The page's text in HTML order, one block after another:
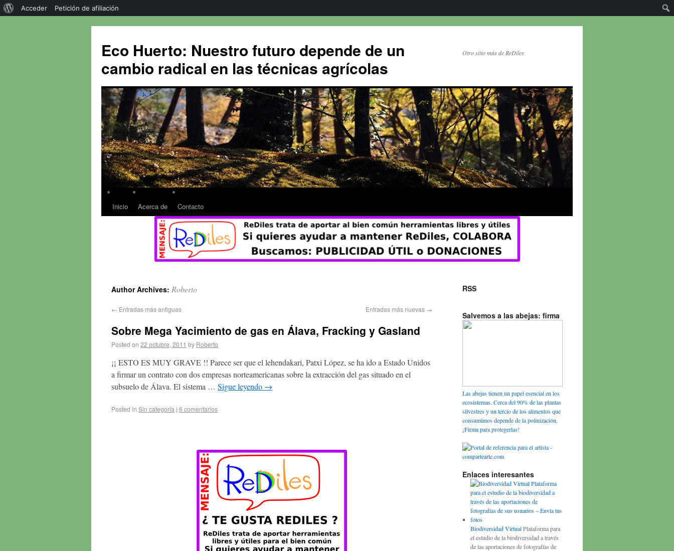
Eco Huerto: Nuestro futuro depende de un
cambio radical en las técnicas agrícolas
Otro sitio más de ReDiles
Inicio Acerca de Contacto
Author Archives: Roberto
← Entradas más antiguas Entradas más nuevas →
Sobre Mega Yacimiento de gas en Álava, Fracking y Gasland
Posted on 22 octubre, 2011 by Roberto
¡¡ ESTO ES MUY GRAVE !! Parece ser que el lehendakari, Patxi López, se ha ido a Estado Unidos
a firmar un contrato con dos empresas norteamericanas sobre la extracción del gas situado en el
subsuelo de Álava. El sistema … Sigue leyendo →
Posted in Sin categoría | 6 comentarios
RSS
Salvemos a las abejas: firma
Las abejas tienen un papel esencial en los
ecosistemas. Cerca del 90% de las plantas
silvestres y un tercio de los alimentos que
consumimos depende de la polinización.
¡Firma para protegerlas!
Enlaces interesantes
Biodiversidad VirtualPlataforma para
el estudio de la biodiversidad a través
de las aportaciones de fotografías de
Acceder Petición de afiliación